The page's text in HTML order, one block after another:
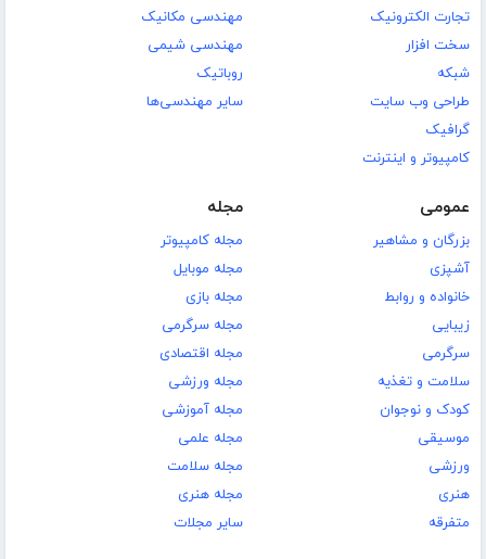
تجارت الکترونیک
سخت افزار
شبکه
طراحی وب سایت
گرافیک
کامپیوتر و اینترنت
مهندسی مکانیک
مهندسی شیمی
روباتیک
سایر مهندسی‌ها
عمومی
بزرگان و مشاهیر
آشپزی
خانواده و روابط
زیبایی
سرگرمی
سلامت و تغذیه
کودک و نوجوان
موسیقی
ورزشی
هنری
متفرقه
مجله
مجله کامپیوتر
مجله موبایل
مجله بازی
مجله سرگرمی
مجله اقتصادی
مجله ورزشی
مجله آموزشی
مجله علمی
مجله سلامت
مجله هنری
سایر مجلات